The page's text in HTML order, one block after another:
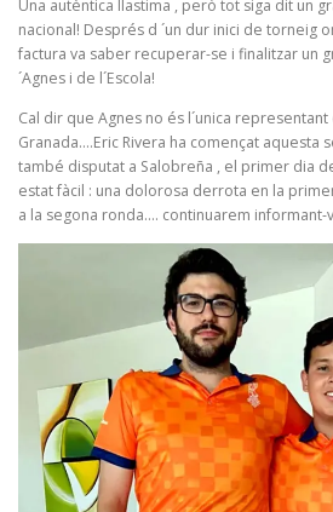
Una autèntica llastima , però tot siga dit un
nacional! Després d ´un dur inici de torneig
factura va saber recuperar-se i finalitzar un
´Agnes i de l´Escola!
Cal dir que Agnes no és l´unica representant
Granada….Eric Rivera ha començat aquesta
també disputat a Salobreña , el primer dia
estat fàcil : una dolorosa derrota en la
a la segona ronda…. continuarem informant-